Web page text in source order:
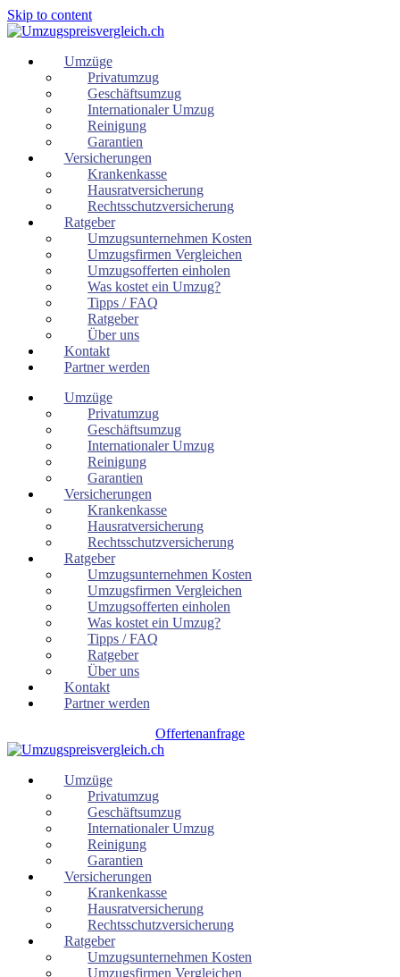
Skip to content
Umzüge
Privatumzug
Geschäftsumzug
Internationaler Umzug
Reinigung
Garantien
Versicherungen
Krankenkasse
Hausratversicherung
Rechtsschutzversicherung
Ratgeber
Umzugsunternehmen Kosten
Umzugsfirmen Vergleichen
Umzugsofferten einholen
Was kostet ein Umzug?
Tipps / FAQ
Ratgeber
Über uns
Kontakt
Partner werden
Umzüge
Privatumzug
Geschäftsumzug
Internationaler Umzug
Reinigung
Garantien
Versicherungen
Krankenkasse
Hausratversicherung
Rechtsschutzversicherung
Ratgeber
Umzugsunternehmen Kosten
Umzugsfirmen Vergleichen
Umzugsofferten einholen
Was kostet ein Umzug?
Tipps / FAQ
Ratgeber
Über uns
Kontakt
Partner werden
Offertenanfrage
Umzüge
Privatumzug
Geschäftsumzug
Internationaler Umzug
Reinigung
Garantien
Versicherungen
Krankenkasse
Hausratversicherung
Rechtsschutzversicherung
Ratgeber
Umzugsunternehmen Kosten
Umzugsfirmen Vergleichen